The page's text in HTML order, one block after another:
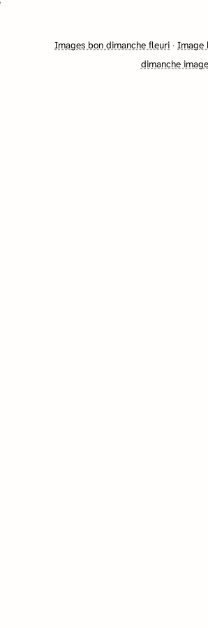
Images bon dimanche fleuri · Image
dimanche